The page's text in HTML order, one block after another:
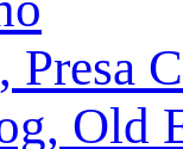
Presa
Old